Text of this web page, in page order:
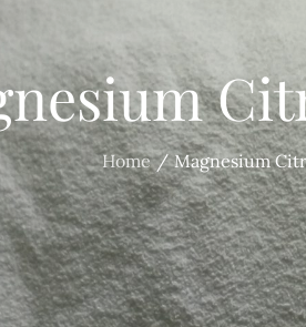
Home Magnesium